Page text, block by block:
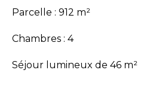
Parcelle : 912 m²
Chambres : 4
Séjour lumineux de 46 m²